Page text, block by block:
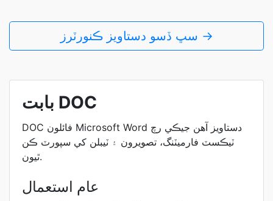
سڀ ڏسو دستاويز ڪنورٽرز →
بابت DOC
DOC فائلون Microsoft Word دستاويز آهن جيڪي رچ
ٽيڪسٽ فارميٽنگ، تصويرون ۽ ٽيبلن کي سپورٽ ڪن
ٿيون.
عام استعمال